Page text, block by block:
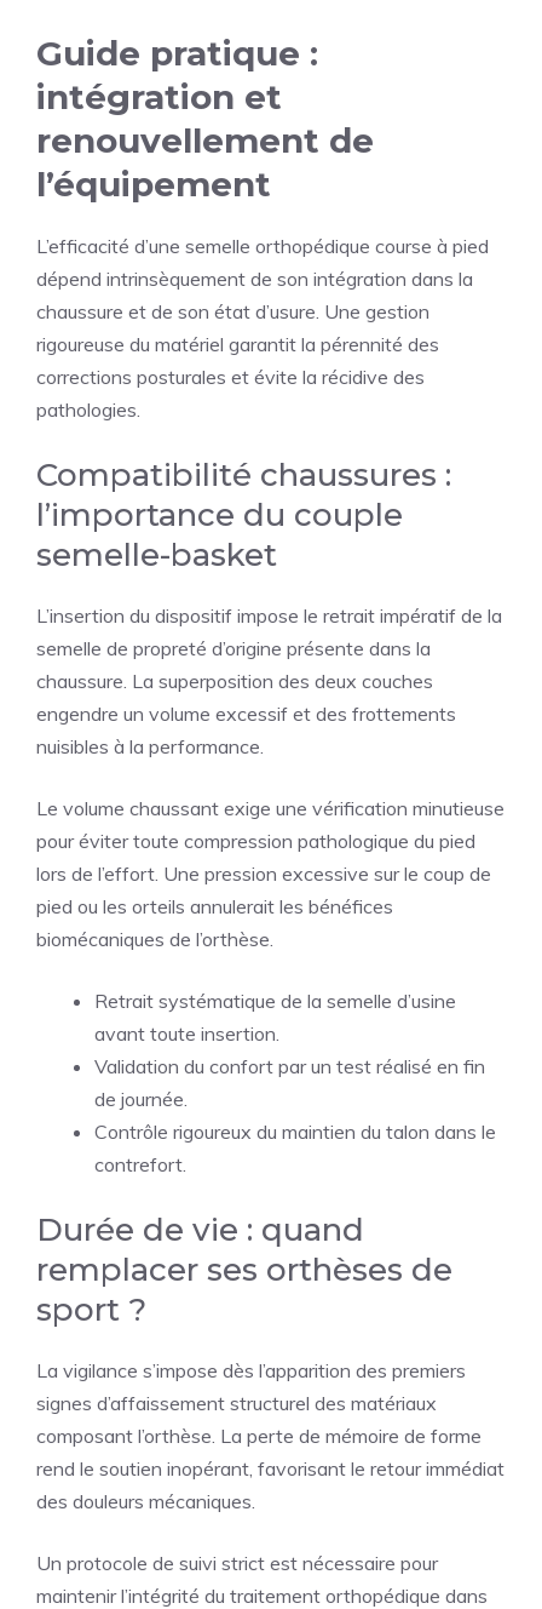
Guide pratique :
intégration et
renouvellement de
l’équipement
L’efficacité d’une semelle orthopédique course à pied
dépend intrinsèquement de son intégration dans la
chaussure et de son état d’usure. Une gestion
rigoureuse du matériel garantit la pérennité des
corrections posturales et évite la récidive des
pathologies.
Compatibilité chaussures :
l’importance du couple
semelle-basket
L’insertion du dispositif impose le retrait impératif de la
semelle de propreté d’origine présente dans la
chaussure. La superposition des deux couches
engendre un volume excessif et des frottements
nuisibles à la performance.
Le volume chaussant exige une vérification minutieuse
pour éviter toute compression pathologique du pied
lors de l’effort. Une pression excessive sur le coup de
pied ou les orteils annulerait les bénéfices
biomécaniques de l’orthèse.
Retrait systématique de la semelle d’usine
avant toute insertion.
Validation du confort par un test réalisé en fin
de journée.
Contrôle rigoureux du maintien du talon dans le
contrefort.
Durée de vie : quand
remplacer ses orthèses de
sport ?
La vigilance s’impose dès l’apparition des premiers
signes d’affaissement structurel des matériaux
composant l’orthèse. La perte de mémoire de forme
rend le soutien inopérant, favorisant le retour immédiat
des douleurs mécaniques.
Un protocole de suivi strict est nécessaire pour
maintenir l’intégrité du traitement orthopédique dans